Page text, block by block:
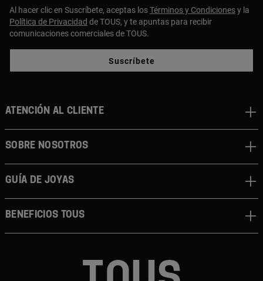
Al hacer clic en Suscríbete, aceptas losTérminos y Condicionesy la
Política de Privacidad de TOUS, y te apuntas para recibir
comunicaciones comerciales de TOUS.
Suscríbete
ATENCIÓN AL CLIENTE
SOBRE NOSOTROS
GUÍA DE JOYAS
BENEFICIOS TOUS